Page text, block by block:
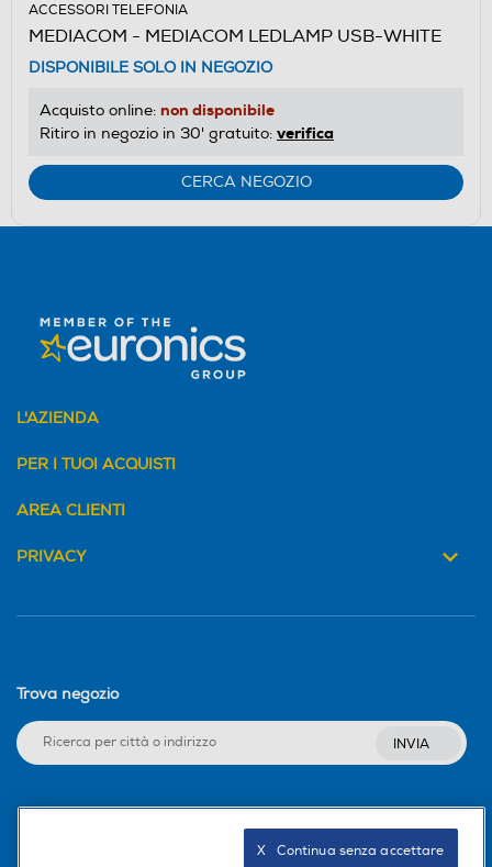
ACCESSORI TELEFONIA
MEDIACOM - MEDIACOM LEDLAMP USB-WHITE
DISPONIBILE SOLO IN NEGOZIO
Acquisto online: non disponibile
Ritiro in negozio in 30' gratuito: verifica
CERCA NEGOZIO
L'AZIENDA
PER I TUOI ACQUISTI
AREA CLIENTI
PRIVACY
Trova negozio
INVIA
X   Continua senza accettare